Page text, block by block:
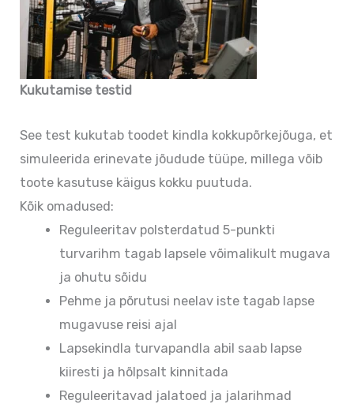
Kukutamise testid
See test kukutab toodet kindla kokkupõrkejõuga, et
simuleerida erinevate jõudude tüüpe, millega võib
toote kasutuse käigus kokku puutuda.
Kõik omadused:
Reguleeritav polsterdatud 5-punkti
turvarihm tagab lapsele võimalikult mugava
ja ohutu sõidu
Pehme ja põrutusi neelav iste tagab lapse
mugavuse reisi ajal
Lapsekindla turvapandla abil saab lapse
kiiresti ja hõlpsalt kinnitada
Reguleeritavad jalatoed ja jalarihmad